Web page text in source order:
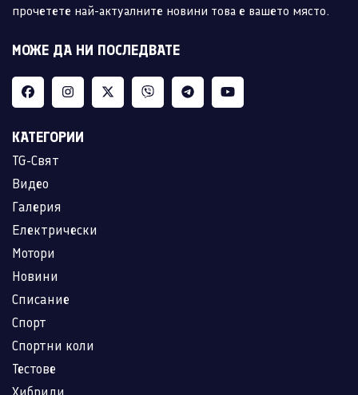
прочетете най-актуалните новини това е вашето място.
МОЖЕ ДА НИ ПОСЛЕДВАТЕ
КАТЕГОРИИ
TG-Свят
Видео
Галерия
Електрически
Мотори
Новини
Списание
Спорт
Спортни коли
Тестове
Хибриди